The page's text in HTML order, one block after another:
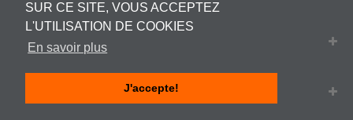
SUR CE SITE, VOUS ACCEPTEZ
L'UTILISATION DE COOKIES
En savoir plus
J'accepte!
INFORMATIONS
INFORMATIONS SUR VOTRE BOUTIQUE